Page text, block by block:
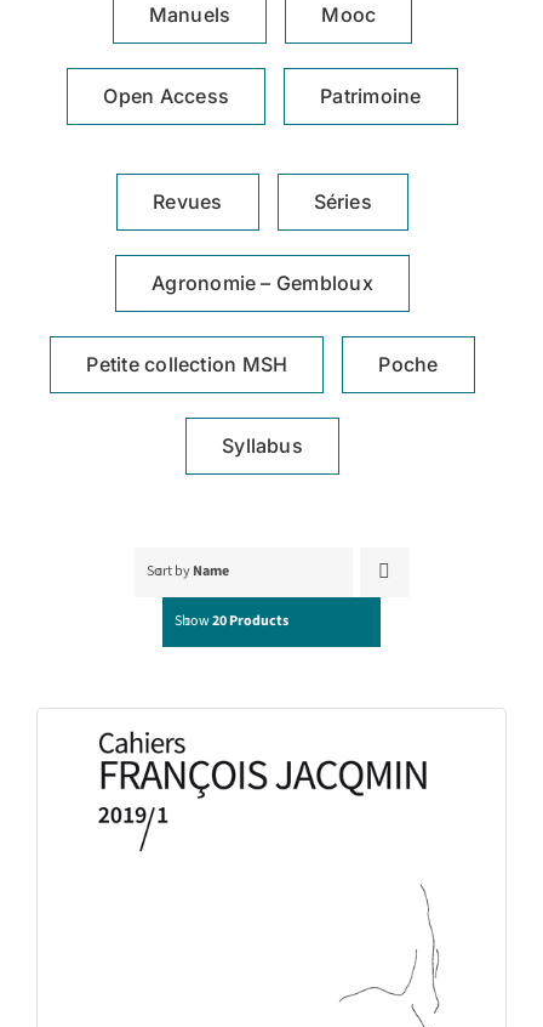
Manuels Mooc
Open Access Patrimoine
Revues Séries
Agronomie – Gembloux
Petite collection MSH Poche
Syllabus
Sort byName
Show20 Products